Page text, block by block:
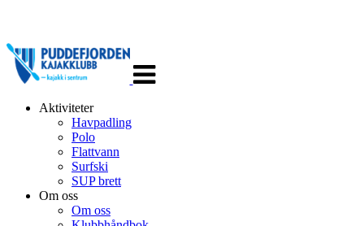
navigasjon
Aktiviteter
Havpadling
Polo
Flattvann
Surfski
SUP brett
Om oss
Om oss